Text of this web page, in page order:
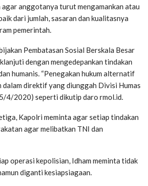
agar anggotanya turut mengamankan atau
dari jumlah, sasaran dan kualitasnya
pemerintah.
Pembatasan Sosial Berskala Besar
dengan mengedepankan tindakan
humanis. “Penegakan hukum alternatif
dalam direktif yang diunggah Divisi Humas
4/2020) seperti dikutip daro rmol.id.
Kapolri meminta agar setiap tindakan
agar melibatkan TNI dan
operasi kepolisian, Idham meminta tidak
diganti kesiapsiagaan.